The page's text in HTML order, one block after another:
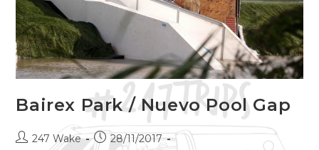
Bairex Park / Nuevo Pool Gap
247 Wake
28/11/2017